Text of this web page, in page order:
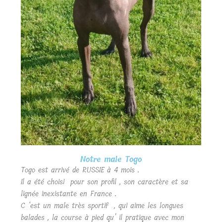
Notre male Togo
Togo est arrivé de RUSSIE à 4 mois .
Il a été choisi pour son profil , son caractère et sa
lignée inexistante en France .
C ‘est un male très sportif , qui aime les longues
balades , la course à pied qu’ il pratique avec mon